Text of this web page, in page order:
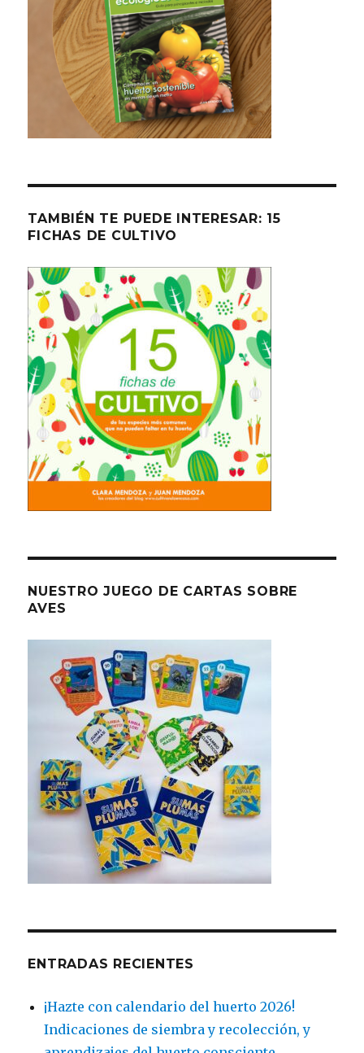
TAMBIÉN TE PUEDE INTERESAR: 15
FICHAS DE CULTIVO
NUESTRO JUEGO DE CARTAS SOBRE
AVES
ENTRADAS RECIENTES
¡Hazte con calendario del huerto 2026!
Indicaciones de siembra y recolección, y